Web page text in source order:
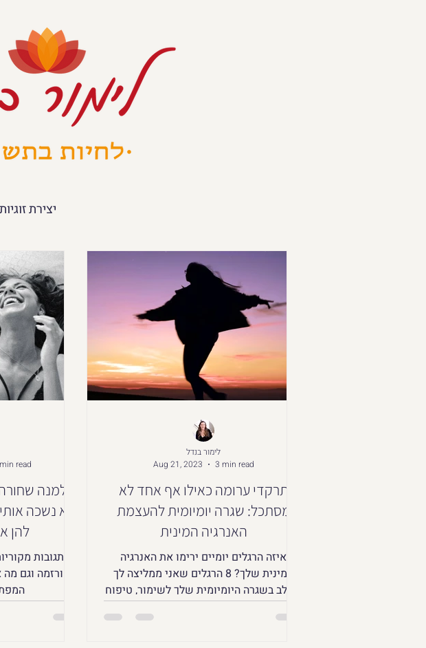
יצירת זוגיות
אלמנה
היא נשכה
להן
תגובות
אורזמה וגם
read
תרקדי ערומה כאילו אף אחד לא
מסתכל: שגרה יומיומית להעצמת
האנרגיה המינית
איזה הרגלים יומיים ירימו את האנרגיה
המינית שלך? 8 הרגלים שאני ממליצה לך
לשלב בשגרה היומיומית שלך לשימור, טיפוח
והעצמת האנרגיה המינית
לימור בנדל
Aug 21, 2023
3 min read